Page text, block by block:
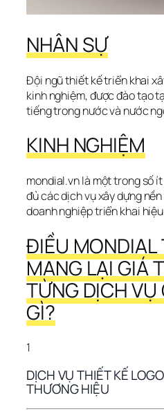
NHÂN SỰ
Đội ngũ thiết kế triển khai
kinh nghiệm, được đào tạo
tiếng trong nước và nước
KINH NGHIỆM
mondial.vn là một trong số
đủ các dịch vụ xây dựng
doanh nghiệp triển khai
ĐIỀU MONDIAL
MANG LẠI GIÁ
TỪNG DỊCH
GÌ?
1
DỊCH VỤ THIẾT KẾ
THƯƠNG HIỆU